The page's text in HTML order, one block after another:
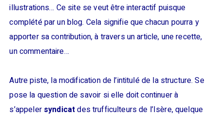
illustrations… Ce site se veut être interactif puisque
complété par un blog. Cela signifie que chacun pourra y
apporter sa contribution, à travers un article, une recette,
un commentaire…
Autre piste, la modification de l’intitulé de la structure. Se
pose la question de savoir si elle doit continuer à
s’appeler syndicatdes trufficulteurs de l’Isère, quelque